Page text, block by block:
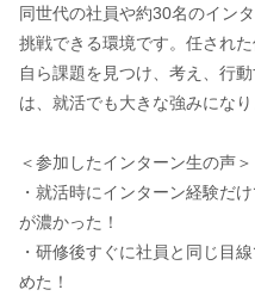
同世代の社員や約30名のイン
挑戦できる環境です。任され
自ら課題を見つけ、考え、行
は、就活でも大きな強みになり
＜参加したインターン生の声＞
・就活時にインターン経験だ
が濃かった！
・研修後すぐに社員と同じ目
めた！